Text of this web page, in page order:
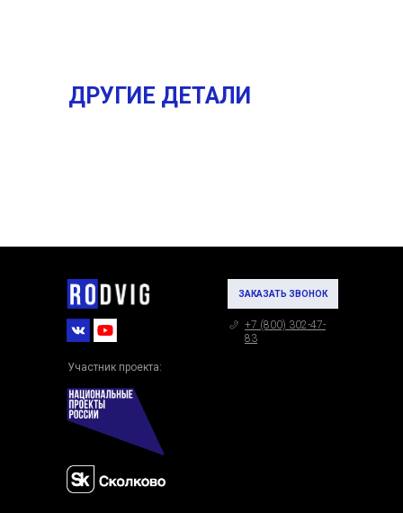
ДРУГИЕ ДЕТАЛИ
ЗАКАЗАТЬ ЗВОНОК
Участник проекта:
+7 (800) 302-47-
83